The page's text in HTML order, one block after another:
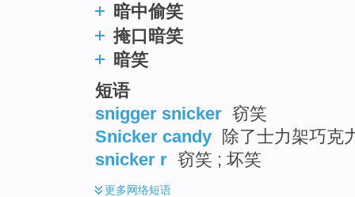
暗中偷笑
掩口暗笑
暗笑
短语
snigger snicker 窃笑
Snicker candy 除了士力架巧克
snicker r 窃笑 ; 坏笑
更多网络短语